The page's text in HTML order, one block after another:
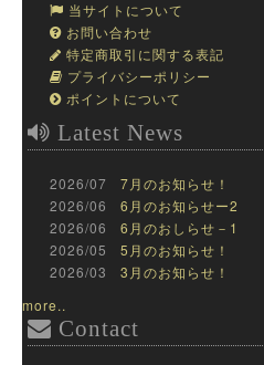
当サイトについて
お問い合わせ
特定商取引に関する表記
プライバシーポリシー
ポイントについて
Latest News
2026/07 7月のお知らせ！
2026/06 6月のお知らせー2
2026/06 6月のおしらせ－1
2026/05 5月のお知らせ！
2026/03 3月のお知らせ！
more..
Contact